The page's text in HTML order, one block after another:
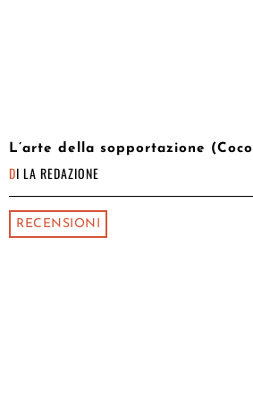
L’arte della sopportazione
DI LA REDAZIONE
RECENSIONI